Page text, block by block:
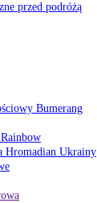
przed podróżą
Bumerang
Hromadian Ukrainy